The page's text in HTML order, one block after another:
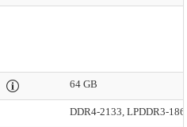
64 GB
DDR4-2133, LPDDR3-